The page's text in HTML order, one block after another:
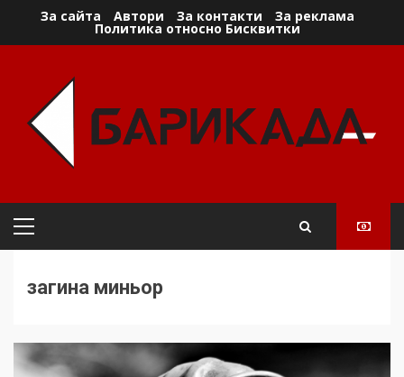
За сайта Автори За контакти За реклама
Политика относно Бисквитки
Primary
загина миньор